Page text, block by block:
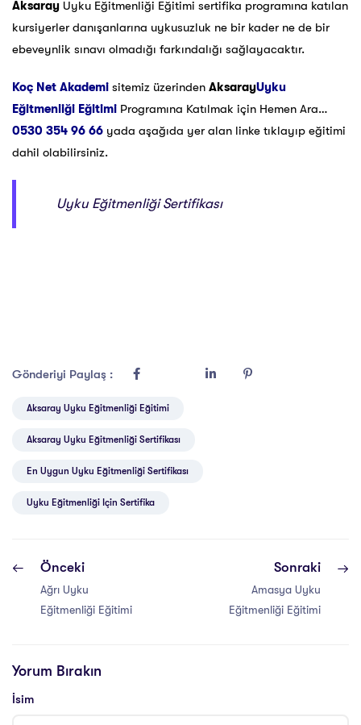
Aksaray Uyku Eğitmenliği Eğitimi sertifika programına katılan
kursiyerler danışanlarına uykusuzluk ne bir kader ne de bir
ebeveynlik sınavı olmadığı farkındalığı sağlayacaktır.
Koç Net Akademi sitemiz üzerinden AksarayUyku
Eğitmenliği Eğitimi Programına Katılmak için Hemen Ara…
0530 354 96 66 yada aşağıda yer alan linke tıklayıp eğitimi
dahil olabilirsiniz.
Uyku Eğitmenliği Sertifikası
Gönderiyi Paylaş :
Aksaray Uyku Eğitmenliği Eğitimi
Aksaray Uyku Eğitmenliği Sertifikası
En Uygun Uyku Eğitmenliği Sertifikası
Uyku Eğitmenliği Için Sertifika
Önceki
Ağrı Uyku
Eğitmenliği Eğitimi
Sonraki
Amasya Uyku
Eğitmenliği Eğitimi
Yorum Bırakın
İsim